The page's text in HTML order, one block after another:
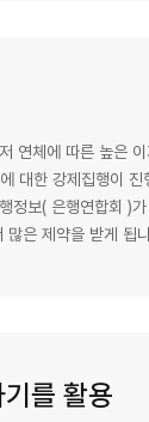
연체에 따른 높은
대한 강제집행이
정보( 은행연합회 )
많은 제약을 받게 됩
를 활용